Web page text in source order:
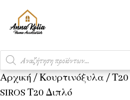
Products
search
Αρχική /Κουρτινόξυλα /Τ20
SIROS Τ20 Διπλό